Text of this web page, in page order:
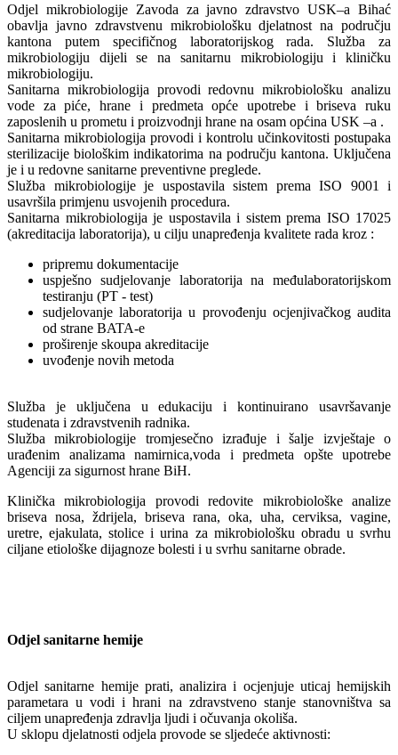
Odjel mikrobiologije Zavoda za javno zdravstvo USK–a Bihać
obavlja javno zdravstvenu mikrobiološku djelatnost na području
kantona putem specifičnog laboratorijskog rada. Služba za
mikrobiologiju dijeli se na sanitarnu mikrobiologiju i kliničku
mikrobiologiju.
Sanitarna mikrobiologija provodi redovnu mikrobiološku analizu
vode za piće, hrane i predmeta opće upotrebe i briseva ruku
zaposlenih u prometu i proizvodnji hrane na osam općina USK –a .
Sanitarna mikrobiologija provodi i kontrolu učinkovitosti postupaka
sterilizacije biološkim indikatorima na području kantona. Uključena
je i u redovne sanitarne preventivne preglede.
Služba mikrobiologije je uspostavila sistem prema ISO 9001 i
usavršila primjenu usvojenih procedura.
Sanitarna mikrobiologija je uspostavila i sistem prema ISO 17025
(akreditacija laboratorija), u cilju unapređenja kvalitete rada kroz :
pripremu dokumentacije
uspješno sudjelovanje laboratorija na međulaboratorijskom
testiranju (PT - test)
sudjelovanje laboratorija u provođenju ocjenjivačkog audita
od strane BATA-e
proširenje skoupa akreditacije
uvođenje novih metoda
Služba je uključena u edukaciju i kontinuirano usavršavanje
studenata i zdravstvenih radnika.
Služba mikrobiologije tromjesečno izrađuje i šalje izvještaje o
urađenim analizama namirnica,voda i predmeta opšte upotrebe
Agenciji za sigurnost hrane BiH.
Klinička mikrobiologija provodi redovite mikrobiološke analize
briseva nosa, ždrijela, briseva rana, oka, uha, cerviksa, vagine,
uretre, ejakulata, stolice i urina za mikrobiološku obradu u svrhu
ciljane etiološke dijagnoze bolesti i u svrhu sanitarne obrade.
Odjel sanitarne hemije
Odjel sanitarne hemije prati, analizira i ocjenjuje uticaj hemijskih
parametara u vodi i hrani na zdravstveno stanje stanovništva sa
ciljem unapređenja zdravlja ljudi i očuvanja okoliša.
U sklopu djelatnosti odjela provode se sljedeće aktivnosti: